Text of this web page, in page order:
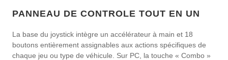
PANNEAU DE CONTROLE TOUT EN UN
La base du joystick intègre un accélérateur à main et 18
boutons entièrement assignables aux actions spécifiques de
chaque jeu ou type de véhicule. Sur PC, la touche « Combo »